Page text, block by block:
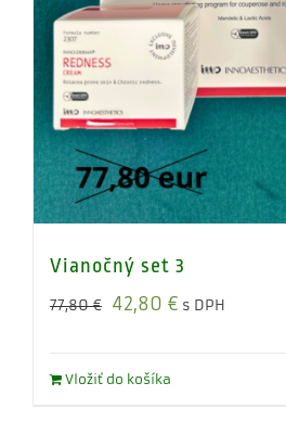
Vianočný set 3
77,80€ Original
was:
42,80 €Current
s DPH
Vložiť do košíka